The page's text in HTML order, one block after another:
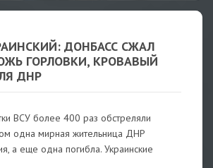
ДОНБАСС СЖАЛ
ГОРЛОВКИ, КРОВАВЫЙ
ДНР
ВСУ более 400 раз обстреляли
одна мирная жительница ДНР
а еще одна погибла. Украинские